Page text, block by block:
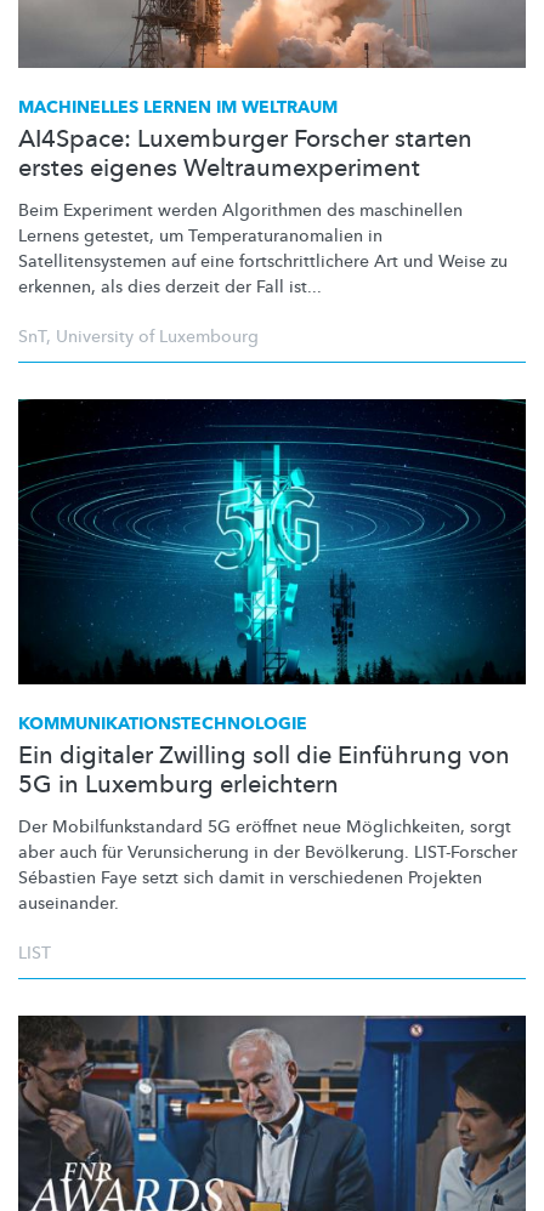
MACHINELLES LERNEN IM WELTRAUM
AI4Space: Luxemburger Forscher starten
erstes eigenes Weltraumexperiment
Beim Experiment werden Algorithmen des maschinellen
Lernens getestet, um Temperaturanomalien in
Satellitensystemen auf eine fortschrittlichere Art und Weise zu
erkennen, als dies derzeit der Fall ist...
SnT, University of Luxembourg
KOMMUNIKATIONSTECHNOLOGIE
Ein digitaler Zwilling soll die Einführung von
5G in Luxemburg erleichtern
Der Mobilfunkstandard 5G eröffnet neue Möglichkeiten, sorgt
aber auch für Verunsicherung in der Bevölkerung. LIST-Forscher
Sébastien Faye setzt sich damit in verschiedenen Projekten
auseinander.
LIST